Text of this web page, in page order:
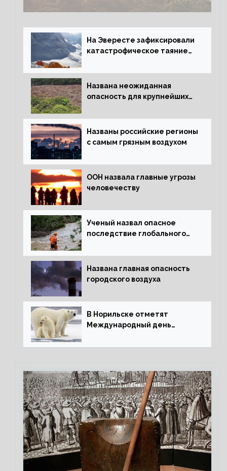
На Эвересте зафиксировали
катастрофическое таяние
Названа неожиданная
опасность для крупнейших
Названы российские регионы
с самым грязным воздухом
ООН назвала главные угрозы
человечеству
Ученый назвал опасное
последствие глобального
Названа главная опасность
городского воздуха
В Норильске отметят
Международный день